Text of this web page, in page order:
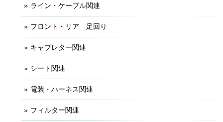
ライン・ケーブル関連
フロント・リア 足回り
キャブレター関連
シート関連
電装・ハーネス関連
フィルター関連